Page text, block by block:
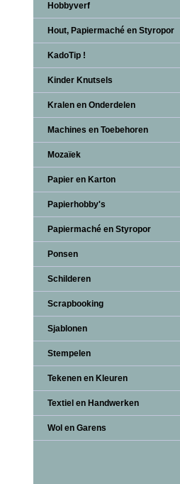
Hobbyverf
Hout, Papiermaché en Styropor
KadoTip !
Kinder Knutsels
Kralen en Onderdelen
Machines en Toebehoren
Mozaïek
Papier en Karton
Papierhobby's
Papiermaché en Styropor
Ponsen
Schilderen
Scrapbooking
Sjablonen
Stempelen
Tekenen en Kleuren
Textiel en Handwerken
Wol en Garens